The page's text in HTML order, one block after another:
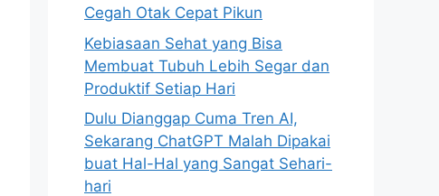
Cegah Otak Cepat Pikun
Kebiasaan Sehat yang Bisa
Membuat Tubuh Lebih Segar dan
Produktif Setiap Hari
Dulu Dianggap Cuma Tren AI,
Sekarang ChatGPT Malah Dipakai
buat Hal-Hal yang Sangat Sehari-
hari